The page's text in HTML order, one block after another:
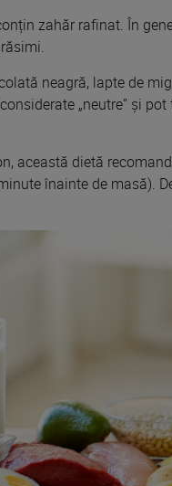
in zahăr rafinat. În
neagră, lapte de
considerate „neutre” și
această dietă
înainte de masă).